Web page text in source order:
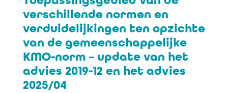
verschillende normen en
verduidelijkingen ten opzichte
van de gemeenschappelijke
KMO-norm – update van het
advies 2019-12 en het advies
2025/04